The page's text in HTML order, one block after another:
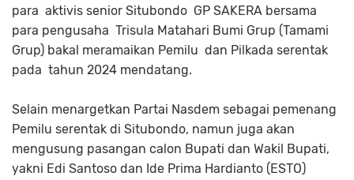
para aktivis senior Situbondo GP SAKERA bersama
para pengusaha Trisula Matahari Bumi Grup (Tamami
Grup) bakal meramaikan Pemilu dan Pilkada serentak
pada tahun 2024 mendatang.
Selain menargetkan Partai Nasdem sebagai pemenang
Pemilu serentak di Situbondo, namun juga akan
mengusung pasangan calon Bupati dan Wakil Bupati,
yakni Edi Santoso dan Ide Prima Hardianto (ESTO)